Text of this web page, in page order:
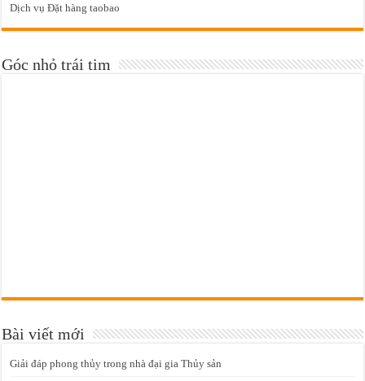
Dịch vụ Đặt hàng taobao
Góc nhỏ trái tim
Bài viết mới
Giải đáp phong thủy trong nhà đại gia Thủy sản